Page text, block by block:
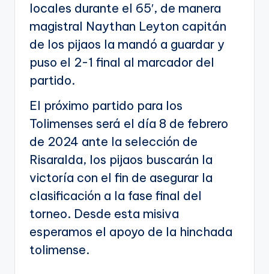
locales durante el 65′, de manera
magistral Naythan Leyton capitán
de los pijaos la mandó a guardar y
puso el 2-1 final al marcador del
partido.
El próximo partido para los
Tolimenses será el día 8 de febrero
de 2024 ante la selección de
Risaralda, los pijaos buscarán la
victoría con el fin de asegurar la
clasificación a la fase final del
torneo. Desde esta misiva
esperamos el apoyo de la hinchada
tolimense.